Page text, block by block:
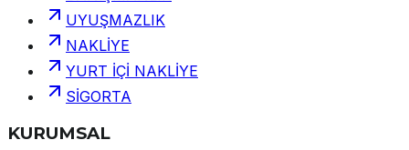
UYUŞMAZLIK
NAKLİYE
YURT İÇİ NAKLİYE
SİGORTA
KURUMSAL